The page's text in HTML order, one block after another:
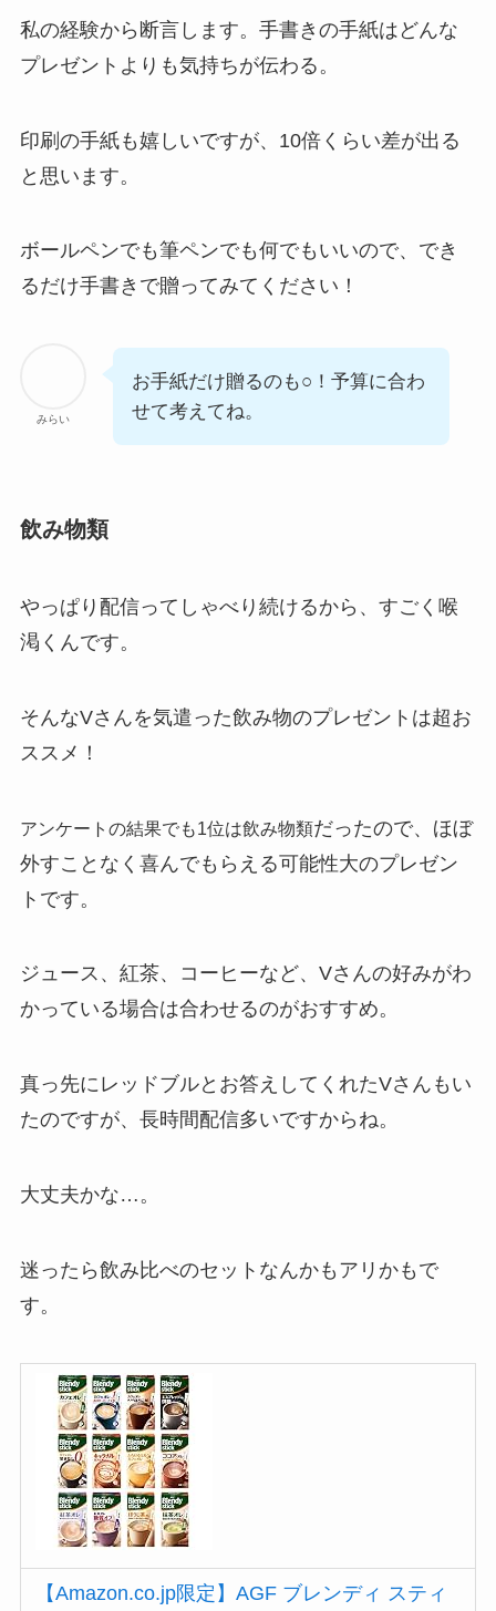
私の経験から断言します。 手書きの手紙はどんな
プレゼントよりも気持ちが伝わる。
印刷の手紙も嬉しいですが、10倍くらい差が出る
と思います。
ボールペンでも筆ペンでも何でもいいので、でき
るだけ手書きで贈ってみてください！
みらい
お手紙だけ贈るのも○！予算に合わ
せて考えてね。
飲み物類
やっぱり配信ってしゃべり続けるから、すごく喉
渇くんです。
そんなVさんを気遣った飲み物のプレゼントは超お
ススメ！
アンケートの結果でも1位は飲み物類だったので、ほぼ
外すことなく喜んでもらえる可能性大のプレゼン
トです。
ジュース、紅茶、コーヒーなど、Vさんの好みがわ
かっている場合は合わせるのがおすすめ。
真っ先にレッドブルとお答えしてくれたVさんもい
たのですが、長時間配信多いですからね。
大丈夫かな…。
迷ったら飲み比べのセット なんかもアリかもで
す。
【Amazon.co.jp限定】AGF ブレンディ スティ